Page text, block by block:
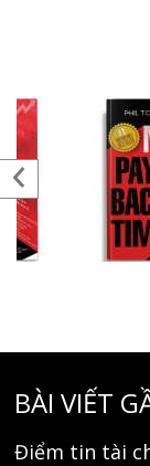
BÀI VIẾT
Điểm tin tài